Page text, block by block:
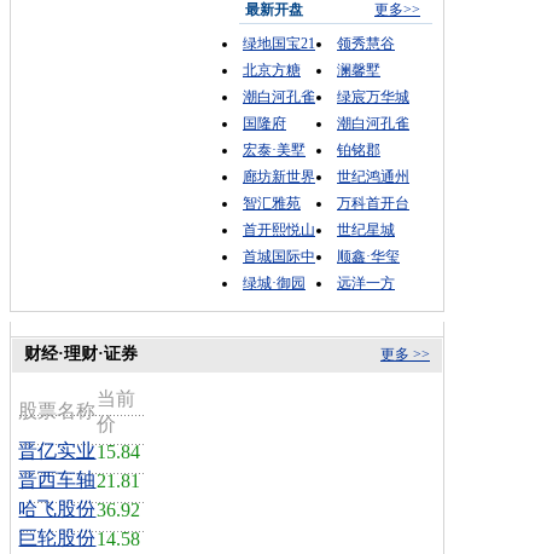
最新开盘
更多>>
绿地国宝21
领秀慧谷
北京方糖
澜馨墅
潮白河孔雀
绿宸万华城
国隆府
潮白河孔雀
宏泰·美墅
铂铭郡
廊坊新世界
世纪鸿通州
智汇雅苑
万科首开台
首开熙悦山
世纪星城
首城国际中
顺鑫·华玺
绿城·御园
远洋一方
更多 >>
财经·理财·证券
股票名称
当前
价
晋亿实业15.84
晋西车轴21.81
哈飞股份36.92
巨轮股份14.58